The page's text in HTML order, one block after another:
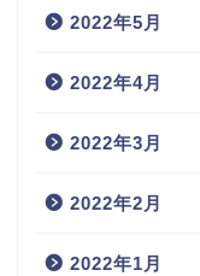
2022年5月
2022年4月
2022年3月
2022年2月
2022年1月